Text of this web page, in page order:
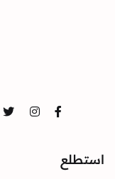
Facebook
استطلع